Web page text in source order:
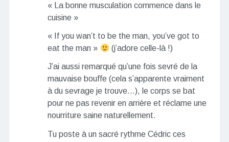
« La bonne musculation commence dans le
cuisine »
« If you wan’t to be the man, you’ve got to
eat the man »
(j’adore celle-là !)
J’ai aussi remarqué qu’une fois sevré de la
mauvaise bouffe (cela s’apparente vraiment
à du sevrage je trouve…), le corps se bat
pour ne pas revenir en arrière et réclame une
nourriture saine naturellement.
Tu poste à un sacré rythme Cédric ces